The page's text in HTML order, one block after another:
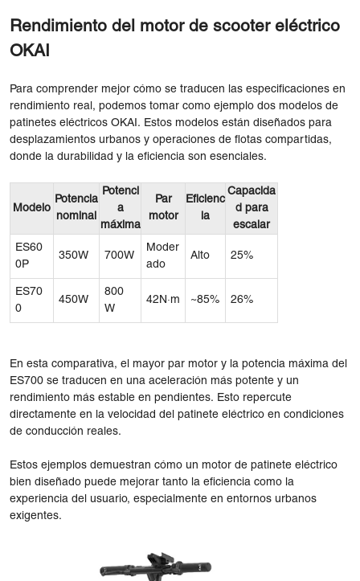
Rendimiento del motor de scooter eléctrico
OKAI
Para comprender mejor cómo se traducen las especificaciones en
rendimiento real, podemos tomar como ejemplo dos modelos de
patinetes eléctricos OKAI. Estos modelos están diseñados para
desplazamientos urbanos y operaciones de flotas compartidas,
donde la durabilidad y la eficiencia son esenciales.
Modelo
Potencia
nominal
Potenci
a
máxima
Par
motor
Eficienc
ia
Capacida
d para
escalar
ES60
0P
350W 700W
Moder
ado
Alto 25%
ES70
0
450W
800
W
42N·m ~85% 26%
En esta comparativa, el mayor par motor y la potencia máxima del
ES700 se traducen en una aceleración más potente y un
rendimiento más estable en pendientes. Esto repercute
directamente en la velocidad del patinete eléctrico en condiciones
de conducción reales.
Estos ejemplos demuestran cómo un motor de patinete eléctrico
bien diseñado puede mejorar tanto la eficiencia como la
experiencia del usuario, especialmente en entornos urbanos
exigentes.